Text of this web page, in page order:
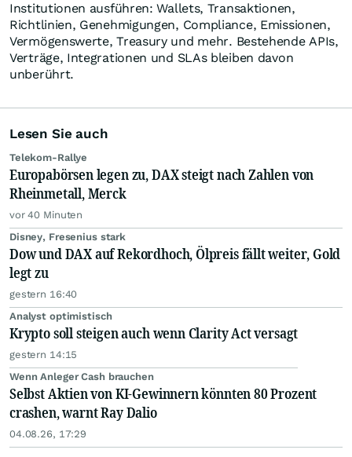
Institutionen ausführen: Wallets, Transaktionen,
Richtlinien, Genehmigungen, Compliance, Emissionen,
Vermögenswerte, Treasury und mehr. Bestehende APIs,
Verträge, Integrationen und SLAs bleiben davon
unberührt.
Lesen Sie auch
Telekom-Rallye
Europabörsen legen zu, DAX steigt nach Zahlen von
Rheinmetall, Merck
vor 40 Minuten
Disney, Fresenius stark
Dow und DAX auf Rekordhoch, Ölpreis fällt weiter, Gold
legt zu
gestern 16:40
Analyst optimistisch
Krypto soll steigen auch wenn Clarity Act versagt
gestern 14:15
Wenn Anleger Cash brauchen
Selbst Aktien von KI-Gewinnern könnten 80 Prozent
crashen, warnt Ray Dalio
04.08.26, 17:29